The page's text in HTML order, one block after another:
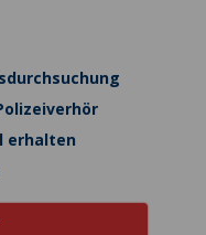
erhalten